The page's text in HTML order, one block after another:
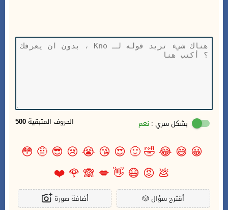
500 الحروف المتبقية بشكل سري : نعم
😀
😅
😂
🤣
🙂
😍
😘
😭
😢
😎
🤨
😳
💩
😡
😷
👋
💋
🙈
🌹
❤️
🎲أقترح سؤال أضافة صورة